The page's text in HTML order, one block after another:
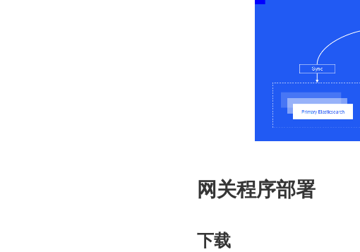
网关程序部署
下载